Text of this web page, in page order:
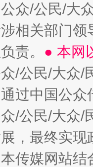
众/公民/大
相关部门
责。 ● 本网
众/公民/大众
过中国公
/公民/大众
，最终实
传媒网站